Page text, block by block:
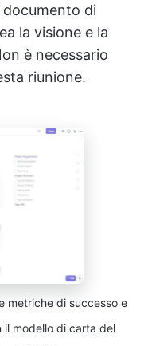
documento di
la visione e la
è necessario
riunione.
metriche di successo e
modello di carta del